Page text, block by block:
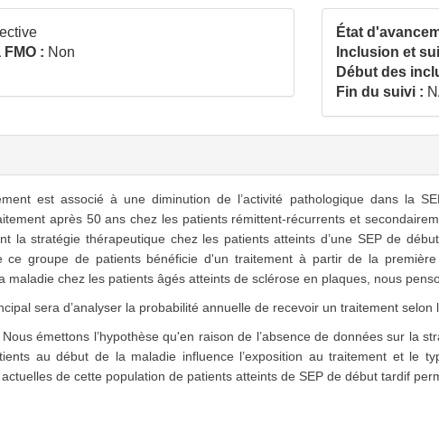
: Non
État
Inclusion et
Début des
Fin du suivi :
est associé à une diminution de l’activité pathologique dans la
après 50 ans chez les patients rémittent-récurrents et
la stratégie thérapeutique chez les patients atteints d’une SEP de
ce groupe de patients bénéficie d'un traitement à partir de la
maladie chez les patients âgés atteints de sclérose en plaques, nous
sera d’analyser la probabilité annuelle de recevoir un traitement selon
Nous émettons l’hypothèse qu'en raison de l’absence de données sur la
au début de la maladie influence l’exposition au traitement et le
de cette population de patients atteints de SEP de début tardif